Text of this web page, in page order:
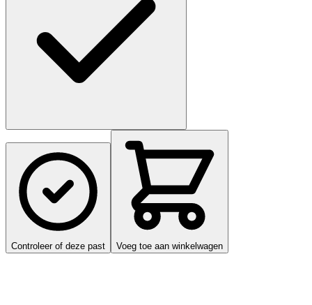
Controleer of deze past Voeg toe aan winkelwagen